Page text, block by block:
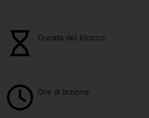
Durata del blocco
Ore di lezione